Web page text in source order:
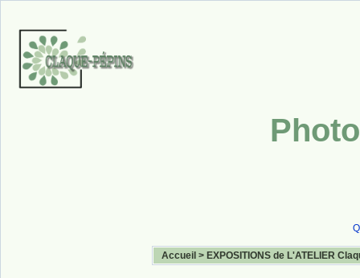
Accueil > EXPOSITIONS de L'ATELIER